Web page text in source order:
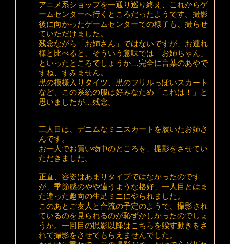
アニメ系ショップを一通り巡り終え、これからゲ
ームセンターへ行くところだったようです。撮影
後に向かったゲームセンターでの様子も、撮らせ
ていただけました。
残念ながら「お姉さん」ではないですが、お連れ
様と比べると、そういう意味では「お姉ちゃん」
といったところでしょうか…完全に言葉のあやで
すね、すみません。
黒の模様入りタイツ、黒のフリルっぽいスカート
など、この系統の服は好みなため「これは！」と
思いましたが…残念。
三人目は、デニムなミニスカートを履いたお姉さ
んです。
お一人でお買い物中のところを、撮影をさせてい
ただきました。
正直、容姿はあまりタイプではなかったのです
が、季節感のやや違うような格好、一人目とはま
た違った趣向の生足ミニにやられました。
このあとご友人と合流の予定のようで、撮影され
ているのを見られるのが恥ずかしかったのでしょ
うか。一回目の撮影以降はこちらを躱す動きをさ
れて撮影をさせてもらえませんでした。